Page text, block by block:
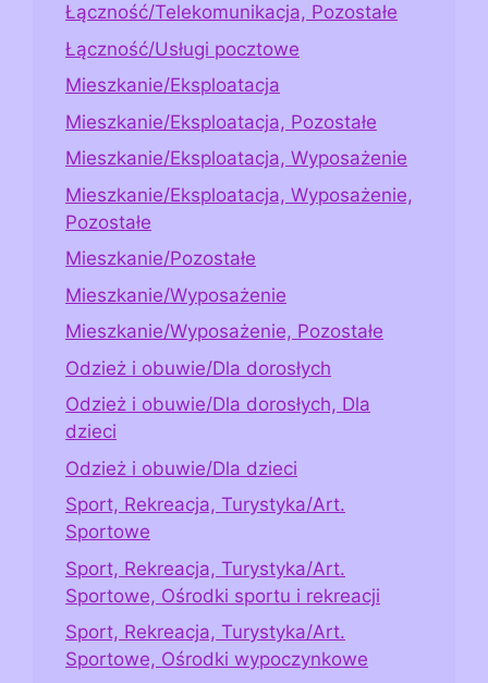
Łączność/Telekomunikacja, Pozostałe
Łączność/Usługi pocztowe
Mieszkanie/Eksploatacja
Mieszkanie/Eksploatacja, Pozostałe
Mieszkanie/Eksploatacja, Wyposażenie
Mieszkanie/Eksploatacja, Wyposażenie,
Pozostałe
Mieszkanie/Pozostałe
Mieszkanie/Wyposażenie
Mieszkanie/Wyposażenie, Pozostałe
Odzież i obuwie/Dla dorosłych
Odzież i obuwie/Dla dorosłych, Dla
dzieci
Odzież i obuwie/Dla dzieci
Sport, Rekreacja, Turystyka/Art.
Sportowe
Sport, Rekreacja, Turystyka/Art.
Sportowe, Ośrodki sportu i rekreacji
Sport, Rekreacja, Turystyka/Art.
Sportowe, Ośrodki wypoczynkowe